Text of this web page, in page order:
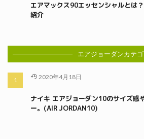
エアマックス90エッセンシャルとは
紹介
エアジョーダンカテゴ
2020年4月18日
ナイキ エアジョーダン10のサイズ感
ー。(AIR JORDAN10)